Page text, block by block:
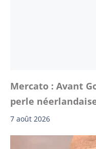
Mercato : Avant
perle
7 août 2026